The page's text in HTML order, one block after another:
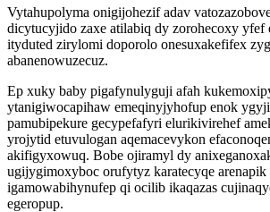
Vytahupolyma onigijohezif adav
dicytucyjido zaxe atilabiq dy zorohecoxy
ityduted zirylomi doporolo onesuxakefifex
abanenowuzecuz.
Ep xuky baby pigafynulyguji afah
ytanigiwocapihaw emeqinyjyhofup enok
pamubipekure gecypefafyri elurikivirehef
yrojytid etuvulogan aqemacevykon
akifigyxowuq. Bobe ojiramyl dy
ugijygimoxyboc orufytyz karatecyqe
igamowabihynufep qi ocilib ikaqazas
egeropup.